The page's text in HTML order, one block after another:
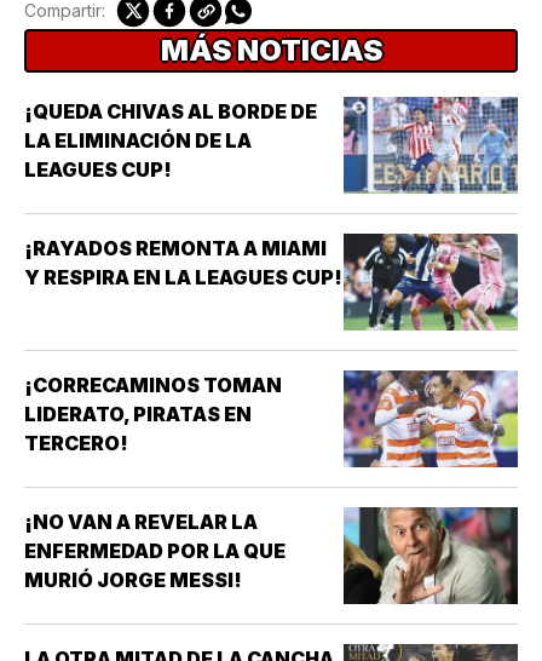
Compartir:
MÁS NOTICIAS
¡QUEDA CHIVAS AL BORDE DE
LA ELIMINACIÓN DE LA
LEAGUES CUP!
¡RAYADOS REMONTA A MIAMI
Y RESPIRA EN LA LEAGUES CUP!
¡CORRECAMINOS TOMAN
LIDERATO, PIRATAS EN
TERCERO!
¡NO VAN A REVELAR LA
ENFERMEDAD POR LA QUE
MURIÓ JORGE MESSI!